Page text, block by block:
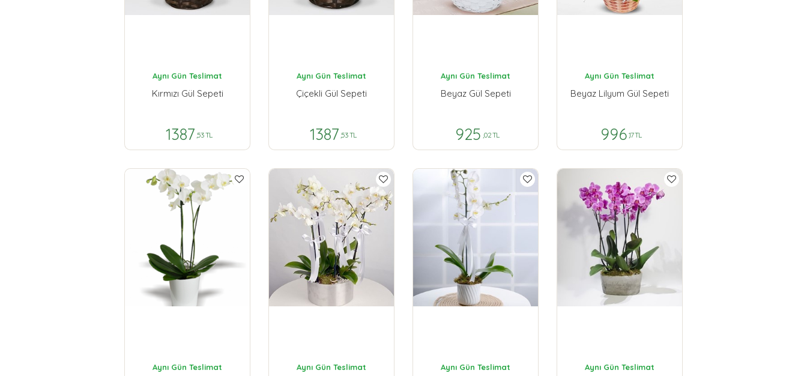
Aynı Gün Teslimat
Kırmızı Gül Sepeti
1387 ,53 TL
Aynı Gün Teslimat
Çiçekli Gül Sepeti
1387 ,53 TL
Aynı Gün Teslimat
Beyaz Gül Sepeti
925 ,02 TL
Aynı Gün Teslimat
Beyaz Lilyum Gül Sepeti
996 ,17 TL
Aynı Gün Teslimat Aynı Gün Teslimat Aynı Gün Teslimat Aynı Gün Teslimat